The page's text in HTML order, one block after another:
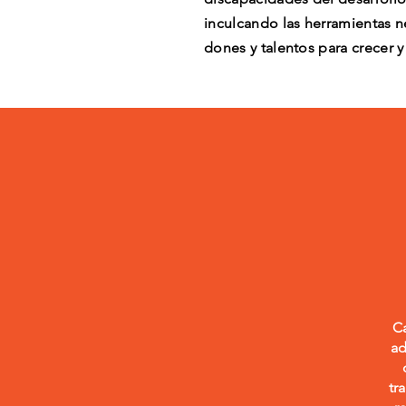
inculcando las herramientas
dones y talentos para crecer